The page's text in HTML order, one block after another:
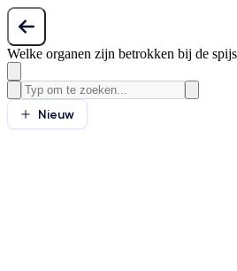
Welke organen zijn betrokken bij de
Nieuw